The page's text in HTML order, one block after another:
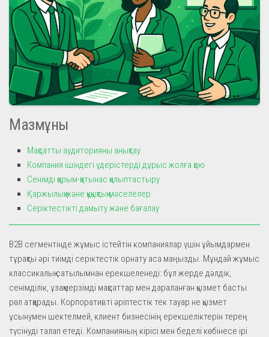
Мазмұны
Мақсатты аудиторияны анықтау
Компания ішіндегі үдерістерді дұрыс жолға қою
Сенімді қарым-қатынас қалыптастыру
Қаржылық және құқықтық мәселелер
Серіктестікті дамыту және бағалау
B2B сегментінде жұмыс істейтін компаниялар үшін ұйымдармен
тұрақты әрі тиімді серіктестік орнату аса маңызды. Мұндай жұмыс
классикалық сатылымнан ерекшеленеді: бұл жерде дәлдік,
сенімділік, ұзақмерзімді мақсаттар мен дараланған қызмет басты
рөл атқарады. Корпоративті әріптестік тек тауар не қызмет
ұсынумен шектелмей, клиент бизнесінің ерекшеліктерін терең
түсінуді талап етеді. Компанияның кірісі мен беделі көбінесе ірі